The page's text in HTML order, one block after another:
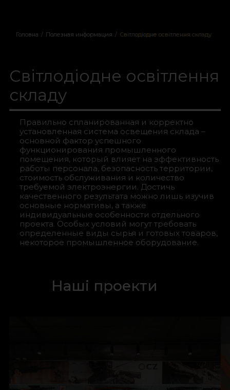
Головна / Полезная информация / Світлодіодне освітлення складу
Світлодіодне освітлення
складу
Правильно спланированная и корректно
установленная система освещения склада –
основной фактор успешного
функционирования промышленного
помещения, который влияет на эффективность
работы персонала, безопасность территории,
стоимость обслуживания и количество
требуемой электроэнергии. Достичь
качественного результата можно лишь изучив
основные нормативы, а также
индивидуальные особенности отдельного
проекта. Особых условий могут требовать
определенные виды сырья и готовых товаров,
некоторое промышленное оборудование.
Наші проекти